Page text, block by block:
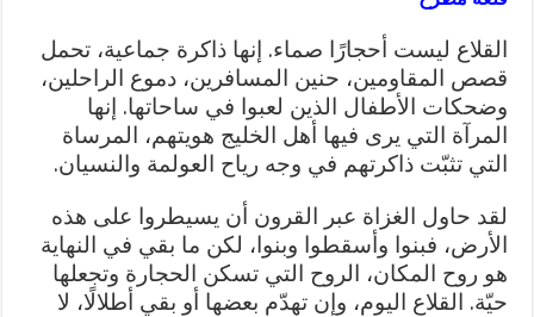
القلاع ليست أحجارًا صماء. إنها ذاكرة جماعية، تحمل
قصص المقاومين، حنين المسافرين، دموع الراحلين،
وضحكات الأطفال الذين لعبوا في ساحاتها. إنها
المرآة التي يرى فيها أهل الخليج هويتهم، المرساة
التي تثبّت ذاكرتهم في وجه رياح العولمة والنسيان.
لقد حاول الغزاة عبر القرون أن يسيطروا على هذه
الأرض، فبنوا وأسقطوا وبنوا، لكن ما بقي في النهاية
هو روح المكان، الروح التي تسكن الحجارة وتجعلها
حيّة. القلاع اليوم، وإن تهدّم بعضها أو بقي أطلالًا، لا